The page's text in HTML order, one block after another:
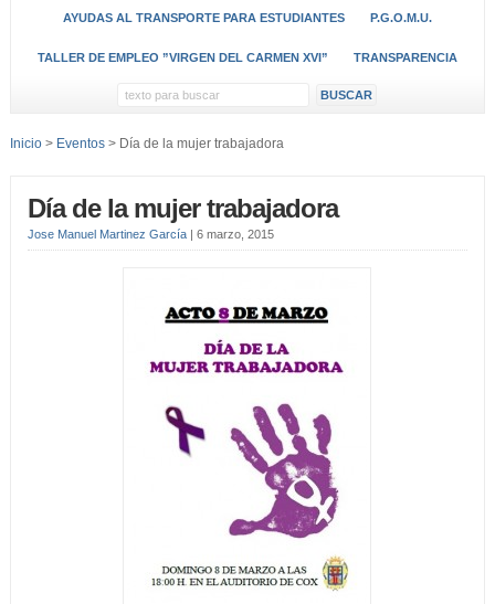
AYUDAS AL TRANSPORTE PARA ESTUDIANTES P.G.O.M.U.
TALLER DE EMPLEO ”VIRGEN DEL CARMEN XVI” TRANSPARENCIA
Inicio> Eventos> Día de la mujer trabajadora
Día de la mujer trabajadora
Jose Manuel Martinez García| 6 marzo, 2015